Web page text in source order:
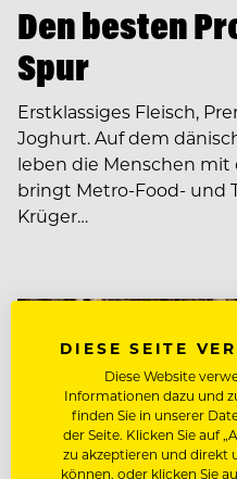
Den besten
Spur
Erstklassiges Fleisch,
Joghurt. Auf dem
leben die Menschen mit
bringt Metro-Food- und
Krüger…
DIESE SEITE
Diese Website
Informationen dazu und
finden Sie in unserer
der Seite. Klicken Sie auf
zu akzeptieren und direkt
können, oder klicken Sie